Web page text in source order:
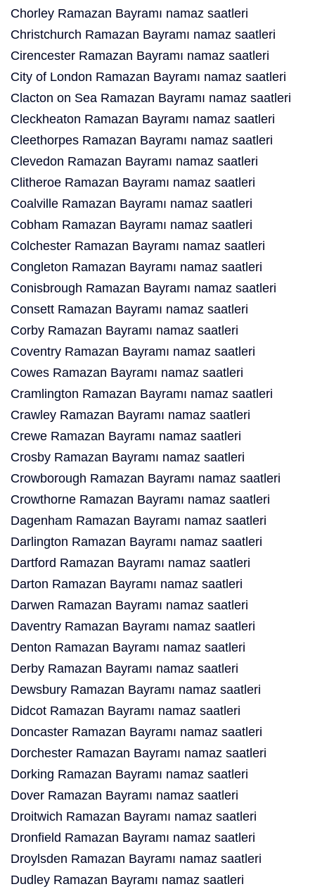
Chorley Ramazan Bayramı namaz saatleri
Christchurch Ramazan Bayramı namaz saatleri
Cirencester Ramazan Bayramı namaz saatleri
City of London Ramazan Bayramı namaz saatleri
Clacton on Sea Ramazan Bayramı namaz saatleri
Cleckheaton Ramazan Bayramı namaz saatleri
Cleethorpes Ramazan Bayramı namaz saatleri
Clevedon Ramazan Bayramı namaz saatleri
Clitheroe Ramazan Bayramı namaz saatleri
Coalville Ramazan Bayramı namaz saatleri
Cobham Ramazan Bayramı namaz saatleri
Colchester Ramazan Bayramı namaz saatleri
Congleton Ramazan Bayramı namaz saatleri
Conisbrough Ramazan Bayramı namaz saatleri
Consett Ramazan Bayramı namaz saatleri
Corby Ramazan Bayramı namaz saatleri
Coventry Ramazan Bayramı namaz saatleri
Cowes Ramazan Bayramı namaz saatleri
Cramlington Ramazan Bayramı namaz saatleri
Crawley Ramazan Bayramı namaz saatleri
Crewe Ramazan Bayramı namaz saatleri
Crosby Ramazan Bayramı namaz saatleri
Crowborough Ramazan Bayramı namaz saatleri
Crowthorne Ramazan Bayramı namaz saatleri
Dagenham Ramazan Bayramı namaz saatleri
Darlington Ramazan Bayramı namaz saatleri
Dartford Ramazan Bayramı namaz saatleri
Darton Ramazan Bayramı namaz saatleri
Darwen Ramazan Bayramı namaz saatleri
Daventry Ramazan Bayramı namaz saatleri
Denton Ramazan Bayramı namaz saatleri
Derby Ramazan Bayramı namaz saatleri
Dewsbury Ramazan Bayramı namaz saatleri
Didcot Ramazan Bayramı namaz saatleri
Doncaster Ramazan Bayramı namaz saatleri
Dorchester Ramazan Bayramı namaz saatleri
Dorking Ramazan Bayramı namaz saatleri
Dover Ramazan Bayramı namaz saatleri
Droitwich Ramazan Bayramı namaz saatleri
Dronfield Ramazan Bayramı namaz saatleri
Droylsden Ramazan Bayramı namaz saatleri
Dudley Ramazan Bayramı namaz saatleri